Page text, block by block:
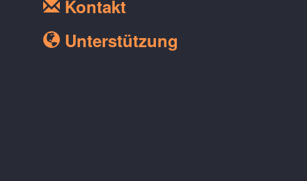
Kontakt
Unterstützung